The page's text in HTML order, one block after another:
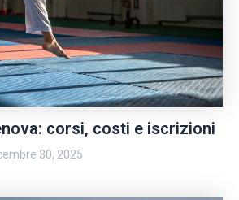
corsi, costi e iscrizioni
30, 2025